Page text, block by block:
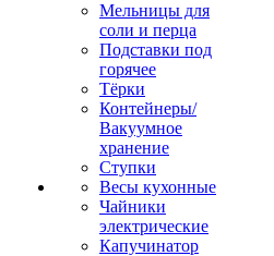
Мельницы для
соли и перца
Подставки под
горячее
Тёрки
Контейнеры/
Вакуумное
хранение
Ступки
Весы кухонные
Чайники
электрические
Капучинатор